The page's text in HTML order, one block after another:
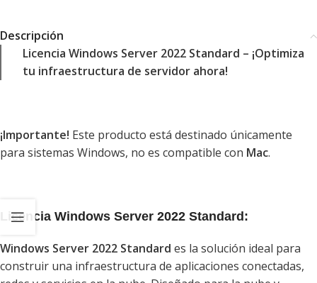
Descripción
Licencia Windows Server 2022 Standard – ¡Optimiza
tu infraestructura de servidor ahora!
¡Importante! Este producto está destinado únicamente
para sistemas Windows, no es compatible con Mac.
Licencia Windows Server 2022 Standard:
Windows Server 2022 Standard es la solución ideal para
construir una infraestructura de aplicaciones conectadas,